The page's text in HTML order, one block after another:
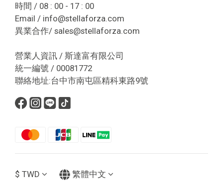
時間 / 08 : 00 - 17 : 00
Email / info@stellaforza.com
異業合作/ sales@stellaforza.com
營業人資訊 / 斯達富有限公司
統一編號 / 00081772
聯絡地址:台中市南屯區精科東路9號
$ TWD 繁體中文